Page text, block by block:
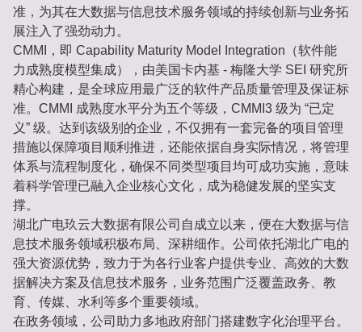
准，为其在大数据与信息技术服务领域的持续创新与业务拓
展注入了强劲动力。
CMMI，即 Capability Maturity Model Integration（软件能
力成熟度模型集成），由美国卡内基 - 梅隆大学 SEI 研究所
精心构建，是全球应用最广泛的软件产品质量管理及保证标
准。CMMI 成熟度水平分为五个等级，CMMI3 级为 “已定
义” 级。达到该级别的企业，不仅拥有一套完备的项目管理
措施以保障项目顺利推进，还能依据自身实际情况，将管理
体系与流程制度化，确保不同类型项目均可成功实施，意味
着科学管理已融入企业核心文化，成为稳健发展的坚实支
撑。
湖北广电玖云大数据有限公司自成立以来，便在大数据与信
息技术服务领域积极布局、深耕细作。公司依托湖北广电的
强大资源优势，致力于为各行业客户提供专业、高效的大数
据解决方案及信息技术服务，业务范围广泛覆盖政务、教
育、传媒、水利等多个重要领域。
在政务领域，公司助力多地政府部门搭建数字化治理平台。